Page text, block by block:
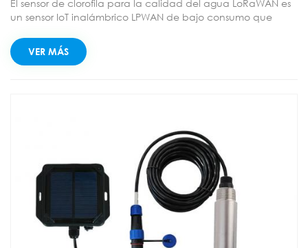
El sensor de clorofila para la calidad del agua LoRaWAN es
un sensor IoT inalámbrico LPWAN de bajo consumo que
algoritmo de filtrado, alta resistencia a la interferencia de luz
externa y compensación automática de temperatura, ideal
VER MÁS